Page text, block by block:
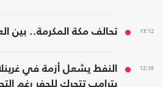
13:12 تحالف مكة المكرمة.. بين
12:18
النفط يشعل أزمة في
بترامب تتحرك للحفر رغم